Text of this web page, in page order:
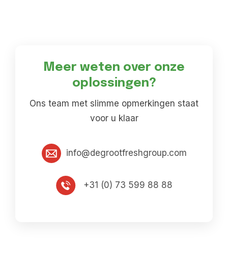
Meer weten over onze
oplossingen?
Ons team met slimme opmerkingen staat
voor u klaar
info@degrootfreshgroup.com
+31 (0) 73 599 88 88